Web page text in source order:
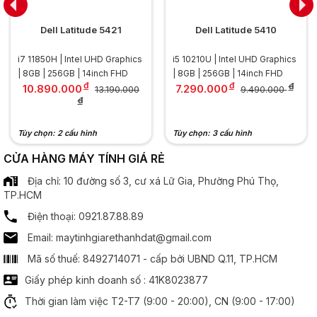
Cấu hìnhlaptop này khá
Cấu hình máy ổn định và mạnh mẽ
Với CPU thế hệ 6 Skylake, Intel Core i5-6300U, Dell Latitude
E7470 là một sản phẩm có hiệu năng sử dụng rất tốt. Ngoài
Màn hình
Kích thước:
.............................................................................................
Độ phân giải: FHD (1920 x 1080)
.............................................................................................
Tần số quét:
Công nghệ MH:Chống chói Anti Glare
Công nghệ IPS
Bộ xử lý đồ hoạ
Chipset đồ hoạ: Intel HD Graphics
Âm thanh
Speaker: 2 x Spearker
Dell Latitude 5421
i7 11850H | Intel UHD Graphics
| 8GB | 256GB | 14inch FHD
10.890.000 đ 13.190.000
đ
Tùy chọn: 2 cấu hình
Dell Latitude 5410
i5 10210U | Intel UHD Graphics
| 8GB | 256GB | 14inch FHD
7.290.000 đ 9.490.000đ
Tùy chọn: 3 cấu hình
CỬA HÀNG MÁY TÍNH GIÁ RẺ
Địa chỉ: 10 đường số 3, cư xá Lữ Gia, Phường Phú Thọ,
TP.HCM
Điện thoại: 0921.87.88.89
Email: maytinhgiarethanhdat@gmail.com
Mã số thuế: 8492714071 - cấp bởi UBND Q.11, TP.HCM
Giấy phép kinh doanh số : 41K8023877
Thời gian làm việc T2-T7 (9:00 - 20:00), CN (9:00 - 17:00)